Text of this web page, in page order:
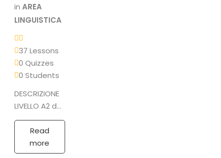
in AREA
LINGUISTICA
37 Lessons
0 Quizzes
0 Students
DESCRIZIONE
LIVELLO A2 del
Quadro
comune
europeo di
riferimento
Read
more